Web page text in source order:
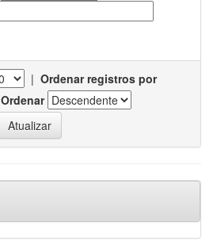
| Ordenar registros por
Ordenar